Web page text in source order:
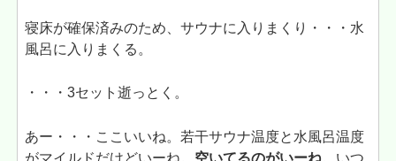
寝床が確保済みのため、サウナに入りまくり・・・水
風呂に入りまくる。
・・・3セット逝っとく。
あー・・・ここいいね。若干サウナ温度と水風呂温度
がマイルドだけどいーね。 空いてるのがいーね。いつ